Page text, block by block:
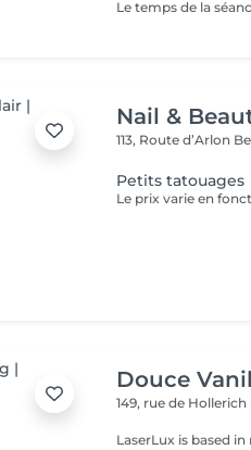
Nail &
113, Route d’Arlon
Petits tatouages
Le prix varie en
Douce
149, rue de Hollerich
LaserLux is based